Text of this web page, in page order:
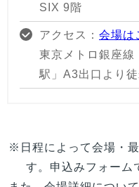
SIX 9階
アクセス： 会場は
東京メトロ銀座線
駅」A3出口より
※日程によって会場・
す。申込みフォーム